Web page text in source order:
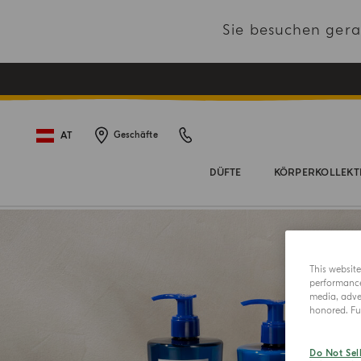
Sie besuchen
AT Geschäfte
DÜFTE
This
media,
honored.
Do Not